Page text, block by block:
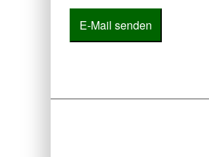
E-Mail senden